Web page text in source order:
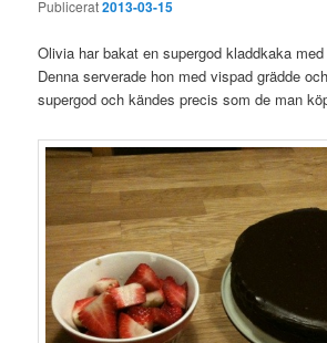
Publicerat2013-03-15
Olivia har bakat en supergod kladdkaka
Denna serverade hon med vispad grädde
supergod och kändes precis som de man